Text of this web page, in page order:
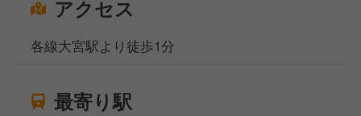
アクセス
各線大宮駅より徒歩1分
最寄り駅